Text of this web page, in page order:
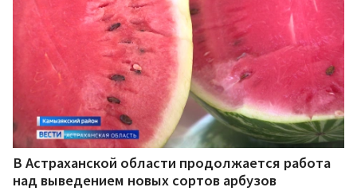
В Астраханской области продолжается работа
над выведением новых сортов арбузов